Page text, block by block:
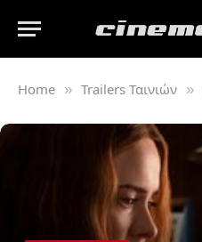
Home » Trailers Ταινιών »